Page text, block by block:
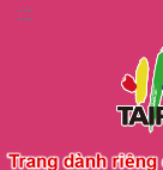
Chuyển đến khối
:::